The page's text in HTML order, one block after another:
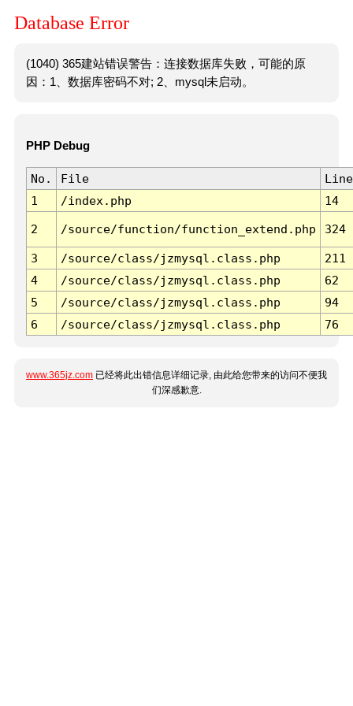
Database Error
(1040) 365建站错误警告：连接数据库失败，可能的原
因：1、数据库密码不对; 2、mysql未启动。
PHP Debug
No. File
Line
1
/index.php 14
2 /source/function/function_extend.php 324
3 /source/class/jzmysql.class.php
211
4
/source/class/jzmysql.class.php
62
5
/source/class/jzmysql.class.php
94
6
/source/class/jzmysql.class.php 76
www.365jz.com 已经将此出错信息详细记录, 由此给您带来的访问不便我
们深感歉意.